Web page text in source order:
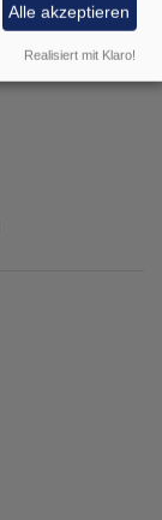
Alle akzeptieren
Realisiert mit Klaro!